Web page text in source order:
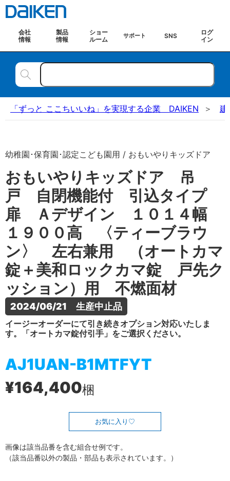
会社
情報
製品
情報
ショー
ルーム
サポート SNS
ログ
イン
「ずっと ここちいいね」を実現する企業 DAIKEN 建
幼稚園･保育園･認定こども園用 / おもいやりキッズドア
おもいやりキッズドア 吊
戸 自閉機能付 引込タイプ
扉 Ａデザイン １０１４幅
１９００高 〈ティーブラウ
ン〉 左右兼用 （オートカマ
錠＋美和ロックカマ錠 戸先ク
ッション）用 不燃面材
2024/06/21　生産中止品
イージーオーダーにて引き続きオプション対応いたしま
す。「オートカマ錠付引手」をご選択ください。
AJ1UAN-B1MTFYT
¥164,400梱
お気に入り
画像は該当品番を含む組合せ例です。
（該当品番以外の製品・部品も表示されています。）